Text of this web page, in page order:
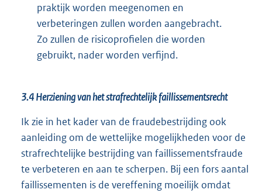
praktijk worden meegenomen en
verbeteringen zullen worden aangebracht.
Zo zullen de risicoprofielen die worden
gebruikt, nader worden verfijnd.
3.4 Herziening van het strafrechtelijk faillissementsrecht
Ik zie in het kader van de fraudebestrijding ook
aanleiding om de wettelijke mogelijkheden voor de
strafrechtelijke bestrijding van faillissementsfraude
te verbeteren en aan te scherpen. Bij een fors aantal
faillissementen is de vereffening moeilijk omdat